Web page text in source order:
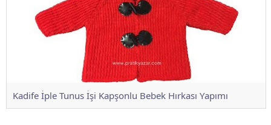
Kadife İple Tunus İşi Kapşonlu Bebek Hırkası Yapımı